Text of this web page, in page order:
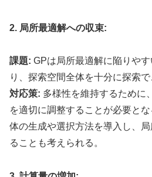
2. 局所最適解への収束:
課題: GPは局所最適解に陥りや
り、探索空間全体を十分に探索で
対応策: 多様性を維持するために
を適切に調整することが必要と
体の生成や選択方法を導入し、
ることも考えられる。